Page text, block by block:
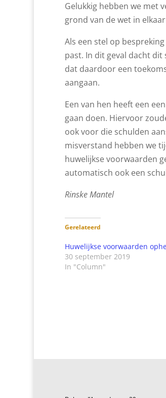
Gelukkig hebben we met
grond van de wet in
Als een stel op
past. In dit geval dacht
dat daardoor een
aangaan.
Een van hen heeft een
gaan doen. Hiervoor
ook voor die schulden
misverstand hebben we
huwelijkse voorwaarden
automatisch ook een
Rinske Mantel
Gerelateerd
Huwelijkse voorwaarden
30 september 2019
In "Column"